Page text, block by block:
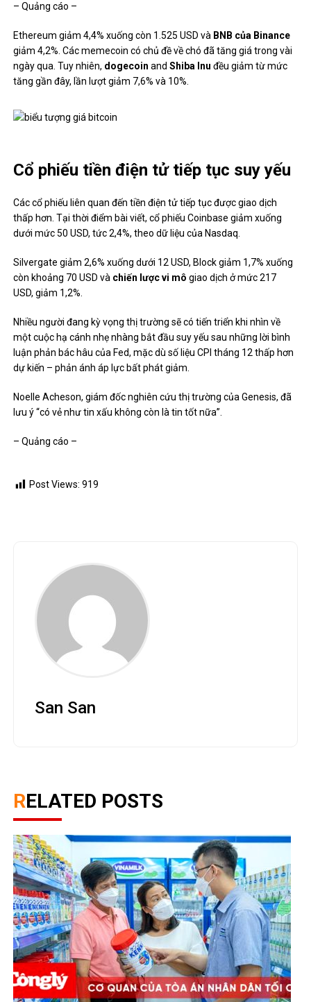
– Quảng cáo –
Ethereum giảm 4,4% xuống còn 1.525 USD và BNB của Binance
giảm 4,2%. Các memecoin có chủ đề về chó đã tăng giá trong vài
ngày qua. Tuy nhiên, dogecoin andShiba Inu đều giảm từ mức
tăng gần đây, lần lượt giảm 7,6% và 10%.
Cổ phiếu tiền điện tử tiếp tục suy yếu
Các cổ phiếu liên quan đến tiền điện tử tiếp tục được giao dịch
thấp hơn. Tại thời điểm bài viết, cổ phiếu Coinbase giảm xuống
dưới mức 50 USD, tức 2,4%, theo dữ liệu của Nasdaq.
Silvergate giảm 2,6% xuống dưới 12 USD, Block giảm 1,7% xuống
còn khoảng 70 USD và chiến lược vi mô giao dịch ở mức 217
USD, giảm 1,2%.
Nhiều người đang kỳ vọng thị trường sẽ có tiến triển khi nhìn về
một cuộc hạ cánh nhẹ nhàng bắt đầu suy yếu sau những lời bình
luận phản bác hâu của Fed, mặc dù số liệu CPI tháng 12 thấp hơn
dự kiến ​​– phản ánh áp lực bất phát giảm.
Noelle Acheson, giám đốc nghiên cứu thị trường của Genesis, đã
lưu ý “có vẻ như tin xấu không còn là tin tốt nữa”.
– Quảng cáo –
Post Views: 919
San San
RELATED POSTS